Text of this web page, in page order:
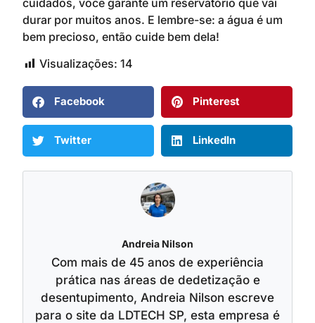
durar por muitos anos. E lembre-se: a água é um
bem precioso, então cuide bem dela!
Visualizações: 14
Facebook Pinterest
Twitter LinkedIn
Andreia Nilson
Com mais de 45 anos de experiência
prática nas áreas de dedetização e
desentupimento, Andreia Nilson escreve
para o site da LDTECH SP, esta empresa é